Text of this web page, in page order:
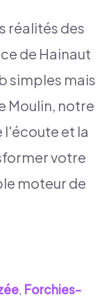
réalités des
de Hainaut
simples mais
Moulin, notre
et la
votre
moteur de
, Forchies-